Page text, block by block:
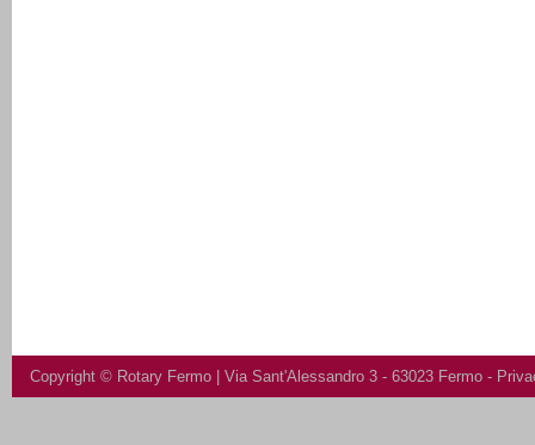
Copyright © Rotary Fermo | Via Sant'Alessandro 3 - 63023 Fermo -